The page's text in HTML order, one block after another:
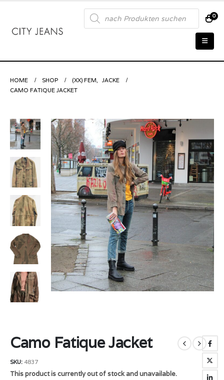
Products
search 0
HOME SHOP (XX) FEM,
JACKE
CAMO FATIQUE JACKET
Camo Fatique Jacket
SKU: 4837
This product is currently out of stock and unavailable.